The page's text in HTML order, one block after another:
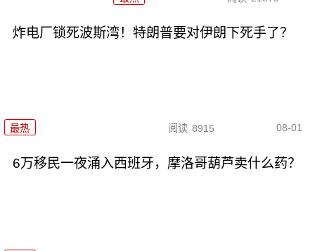
炸电厂锁死波斯湾！特朗普要对伊朗下死手了？
最热 阅读 8915 08-01
6万移民一夜涌入西班牙，摩洛哥葫芦卖什么药？